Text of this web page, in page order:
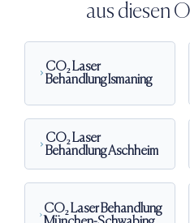
aus diesen
CO₂ Laser
BehandlungIsmaning
CO₂ Laser
BehandlungAschheim
CO₂ Laser Behandlung